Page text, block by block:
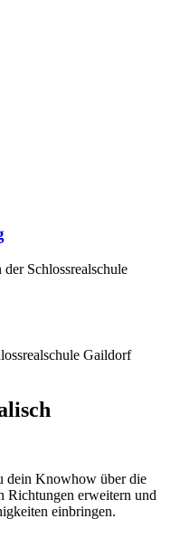
dein Knowhow über die
Richtungen erweitern und
einbringen.